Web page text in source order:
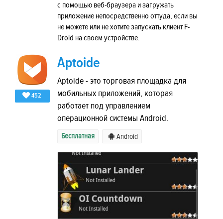
с помощью веб-браузера и загружать
приложение непосредственно оттуда, если вы
не можете или не хотите запускать клиент F-
Droid на своем устройстве.
452
Aptoide
Aptoide - это торговая площадка для
мобильных приложений, которая
работает под управлением
операционной системы Android.
Бесплатная Android